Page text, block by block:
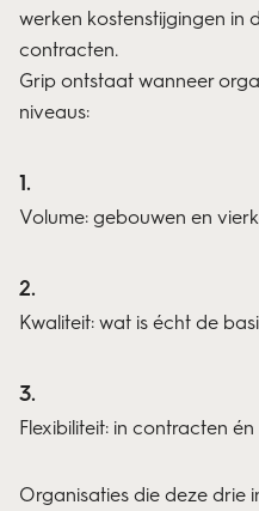
werken kostenstijgingen in
contracten.
Grip ontstaat wanneer
niveaus:
Volume: gebouwen en
Kwaliteit: wat is écht de
Flexibiliteit: in contracten
Organisaties die deze drie